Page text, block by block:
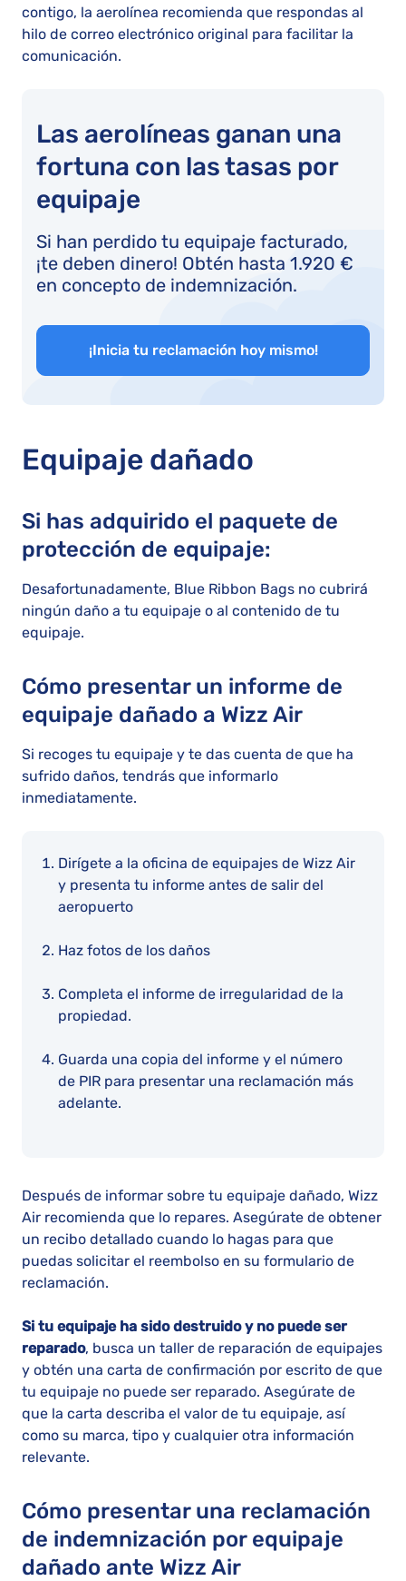
contigo, la aerolínea recomienda que respondas al
hilo de correo electrónico original para facilitar la
comunicación.
Las aerolíneas ganan una
fortuna con las tasas por
equipaje
Si han perdido tu equipaje facturado,
¡te deben dinero! Obtén hasta 1.920 €
en concepto de indemnización.
¡Inicia tu reclamación hoy mismo!
Equipaje dañado
Si has adquirido el paquete de
protección de equipaje:
Desafortunadamente, Blue Ribbon Bags no cubrirá
ningún daño a tu equipaje o al contenido de tu
equipaje.
Cómo presentar un informe de
equipaje dañado a Wizz Air
Si recoges tu equipaje y te das cuenta de que ha
sufrido daños, tendrás que informarlo
inmediatamente.
Dirígete a la oficina de equipajes de Wizz Air
y presenta tu informe antes de salir del
aeropuerto
Haz fotos de los daños
Completa el informe de irregularidad de la
propiedad.
Guarda una copia del informe y el número
de PIR para presentar una reclamación más
adelante.
Después de informar sobre tu equipaje dañado, Wizz
Air recomienda que lo repares. Asegúrate de obtener
un recibo detallado cuando lo hagas para que
puedas solicitar el reembolso en su formulario de
reclamación.
Si tu equipaje ha sido destruido y no puede ser
reparado, busca un taller de reparación de equipajes
y obtén una carta de confirmación por escrito de que
tu equipaje no puede ser reparado. Asegúrate de
que la carta describa el valor de tu equipaje, así
como su marca, tipo y cualquier otra información
relevante.
Cómo presentar una reclamación
de indemnización por equipaje
dañado ante Wizz Air